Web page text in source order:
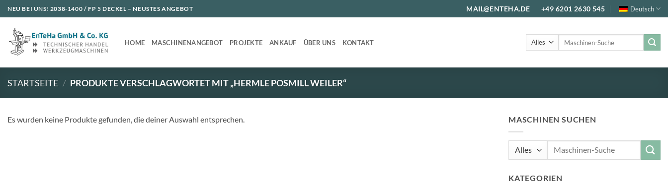
Zum
Inhalt
springen
NEU BEI UNS! 2038-1400 / FP 5 DECKEL – NEUSTES ANGEBOT MAIL@ENTEHA.DE +49 6201 2630 545 Deutsch
HOME MASCHINENANGEBOT PROJEKTE ANKAUF ÜBER UNS KONTAKT
STARTSEITE / PRODUKTE VERSCHLAGWORTET MIT „HERMLE POSMILL WEILER“
Es wurden keine Produkte gefunden, die deiner Auswahl entsprechen. MASCHINEN SUCHEN
Suche
KATEGORIEN